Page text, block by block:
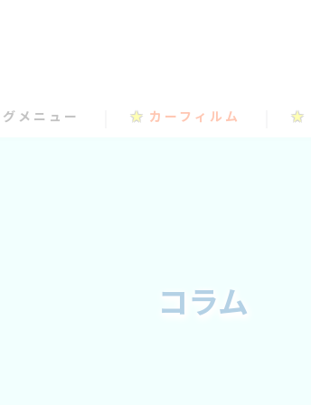
メニュー ★ カーフィルム ★
コラム